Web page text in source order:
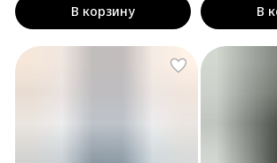
В корзину В